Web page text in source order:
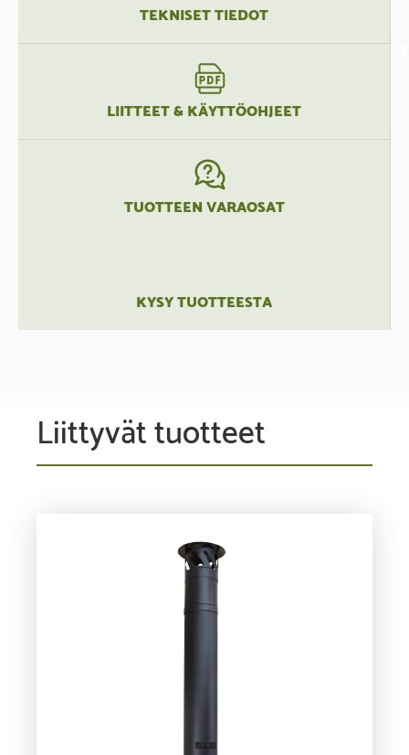
TEKNISET TIEDOT
LIITTEET & KÄYTTÖOHJEET
TUOTTEEN VARAOSAT
KYSY TUOTTEESTA
Liittyvät tuotteet